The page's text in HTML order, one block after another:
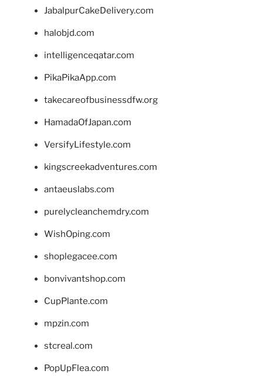
JabalpurCakeDelivery.com
halobjd.com
intelligenceqatar.com
PikaPikaApp.com
takecareofbusinessdfw.org
HamadaOfJapan.com
VersifyLifestyle.com
kingscreekadventures.com
antaeuslabs.com
purelycleanchemdry.com
WishOping.com
shoplegacee.com
bonvivantshop.com
CupPlante.com
mpzin.com
stcreal.com
PopUpFlea.com